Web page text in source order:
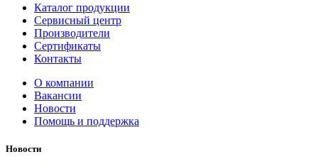
Каталог продукции
Сервисный центр
Производители
Сертификаты
Контакты
О компании
Вакансии
Новости
Помощь и поддержка
Новости